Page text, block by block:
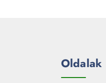
Oldalak